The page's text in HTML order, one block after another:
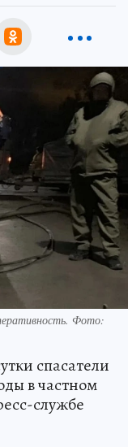
Фото:
спасатели
в частном
службе